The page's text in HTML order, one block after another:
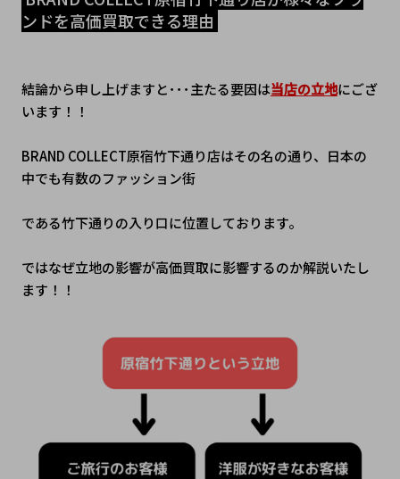
ンドを高価買取できる理由
結論から申し上げますと･･･主たる要因は当店の立地にござ
います！！
BRAND COLLECT原宿竹下通り店はその名の通り、日本の
中でも有数のファッション街
である竹下通りの入り口に位置しております。
ではなぜ立地の影響が高価買取に影響するのか解説いたし
ます！！